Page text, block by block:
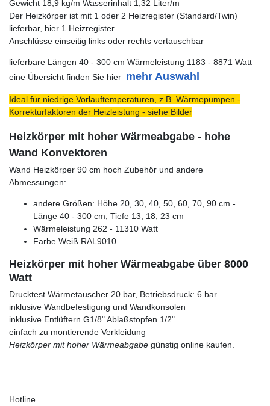
Gewicht 18,9 kg/m Wasserinhalt 1,32 Liter/m
Der Heizkörper ist mit 1 oder 2 Heizregister (Standard/Twin)
lieferbar, hier 1 Heizregister.
Anschlüsse einseitig links oder rechts vertauschbar
lieferbare Längen 40 - 300 cm Wärmeleistung 1183 - 8871 Watt
eine Übersicht finden Sie hier mehr Auswahl
Ideal für niedrige Vorlauftemperaturen, z.B. Wärmepumpen -
Korrekturfaktoren der Heizleistung - siehe Bilder
Heizkörper mit hoher Wärmeabgabe - hohe
Wand Konvektoren
Wand Heizkörper 90 cm hoch Zubehör und andere
Abmessungen:
andere Größen: Höhe 20, 30, 40, 50, 60, 70, 90 cm -
Länge 40 - 300 cm, Tiefe 13, 18, 23 cm
Wärmeleistung 262 - 11310 Watt
Farbe Weiß RAL9010
Heizkörper mit hoher Wärmeabgabe über 8000
Watt
Drucktest Wärmetauscher 20 bar, Betriebsdruck: 6 bar
inklusive Wandbefestigung und Wandkonsolen
inklusive Entlüftern G1/8" Ablaßstopfen 1/2"
einfach zu montierende Verkleidung
Heizkörper mit hoher Wärmeabgabe günstig online kaufen.
Hotline